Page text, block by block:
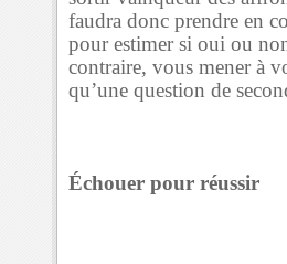
faudra donc prendre en
pour estimer si oui ou
contraire, vous mener à
qu’une question de
Échouer pour réussir